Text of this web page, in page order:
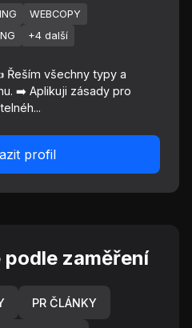
WEBCOPY
+4 další
všechny typy a
➡️ Aplikuji zásady pro
profil
zaměření
PR ČLÁNKY